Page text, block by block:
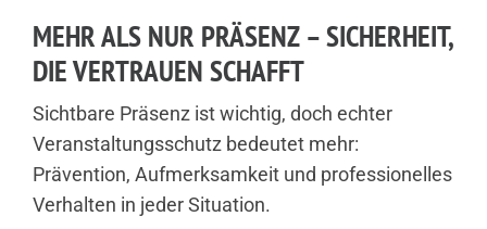
MEHR ALS NUR PRÄSENZ – SICHERHEIT,
DIE VERTRAUEN SCHAFFT
Sichtbare Präsenz ist wichtig, doch echter
Veranstaltungsschutz bedeutet mehr:
Prävention, Aufmerksamkeit und professionelles
Verhalten in jeder Situation.